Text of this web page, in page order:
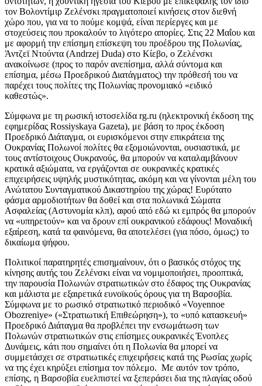
τον Βολοντίμιρ Ζελένσκι πραγματοποιεί κινήσεις στον διεθνή
χώρο που, για να το πούμε κομψά, είναι περίεργες και με
στοχεύσεις που προκαλούν το λιγότερο απορίες. Στις 22 Μαΐου και
με αφορμή την επίσημη επίσκεψη του προέδρου της Πολωνίας,
Άντζεϊ Ντούντα (Andrzej Duda) στο Κίεβο, ο Ζελένσκι
ανακοίνωσε (προς το παρόν ανεπίσημα, αλλά σύντομα και
επίσημα, μέσω Προεδρικού Διατάγματος) την πρόθεσή του να
παρέχει τους πολίτες της Πολωνίας προνομιακό «ειδικό
καθεστώς».
Σύμφωνα με τη ρωσική ιστοσελίδα rg.ru (ηλεκτρονική έκδοση της
εφημερίδας Rossiyskaya Gazeta), με βάση το προς έκδοση
Προεδρικό Διάταγμα, οι ευρισκόμενοι στην επικράτεια της
Ουκρανίας Πολωνοί πολίτες θα εξομοιώνονται, ουσιαστικά, με
τους αντίστοιχους Ουκρανούς, θα μπορούν να καταλαμβάνουν
κρατικά αξιώματα, να εργάζονται σε ουκρανικές κρατικές
επιχειρήσεις υψηλής μυστικότητας, ακόμη και να γίνονται μέλη του
Ανώτατου Συνταγματικού Δικαστηρίου της χώρας! Ευρύτατο
φάσμα αρμοδιοτήτων θα δοθεί και στα πολωνικά Σώματα
Ασφαλείας (Αστυνομία κλπ), αφού από εδώ κι εμπρός θα μπορούν
να «υπηρετούν» και να δρουν επί ουκρανικού εδάφους! Μοναδική
εξαίρεση, κατά τα φαινόμενα, θα αποτελέσει (για πόσο, όμως;) το
δικαίωμα ψήφου.
Πολιτικοί παρατηρητές επισημαίνουν, ότι ο βασικός στόχος της
κίνησης αυτής του Ζελένσκι είναι να νομιμοποιήσει, προοπτικά,
την παρουσία Πολωνών στρατιωτικών στο έδαφος της Ουκρανίας
και μάλιστα με εξαιρετικά ευνοϊκούς όρους για τη Βαρσοβία.
Σύμφωνα με το ρωσικό στρατιωτικό περιοδικό «Voyennoe
Obozreniye» («Στρατιωτική Επιθεώρηση»), το «υπό κατασκευή»
Προεδρικό Διάταγμα θα προβλέπει την ενσωμάτωση των
Πολωνών στρατιωτικών στις επίσημες ουκρανικές Ένοπλες
Δυνάμεις, κάτι που σημαίνει ότι η Πολωνία θα μπορεί να
συμμετάσχει σε στρατιωτικές επιχειρήσεις κατά της Ρωσίας χωρίς
να της έχει κηρύξει επίσημα τον πόλεμο. Με αυτόν τον τρόπο,
επίσης, η Βαρσοβία ευελπιστεί να ξεπεράσει δια της πλαγίας οδού